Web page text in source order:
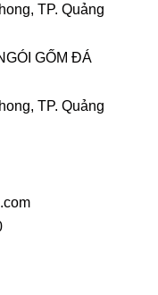
TP. Quảng
GỐM ĐÁ
TP. Quảng